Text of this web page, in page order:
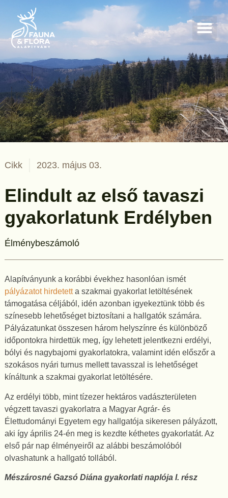
Cikk 2023. május 03.
Elindult az első tavaszi
gyakorlatunk Erdélyben
Élménybeszámoló
Alapítványunk a korábbi évekhez hasonlóan ismét
pályázatot hirdetetta szakmai gyakorlat letöltésének
támogatása céljából, idén azonban igyekeztünk több és
színesebb lehetőséget biztosítani a hallgatók számára.
Pályázatunkat összesen három helyszínre és különböző
időpontokra hirdettük meg, így lehetett jelentkezni erdélyi,
bólyi és nagybajomi gyakorlatokra, valamint idén előszőr a
szokásos nyári turnus mellett tavasszal is lehetőséget
kínáltunk a szakmai gyakorlat letöltésére.
Az erdélyi több, mint tízezer hektáros vadászterületen
végzett tavaszi gyakorlatra a Magyar Agrár- és
Élettudományi Egyetem egy hallgatója sikeresen pályázott,
aki így április 24-én meg is kezdte kéthetes gyakorlatát. Az
első pár nap élményeiről az alábbi beszámolóból
olvashatunk a hallgató tollából.
Mészárosné Gazsó Diána gyakorlati naplója I. rész